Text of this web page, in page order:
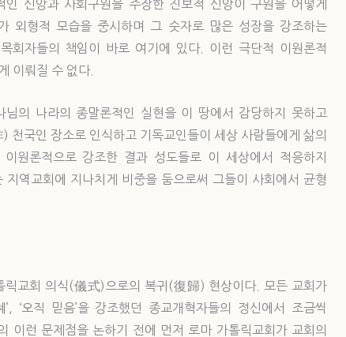
신앙과 사회구원을 주장한 진보적 신앙이 구원을 어떻게
외형적 모습을 중시하며 그 숫자로 많은 성장을 강조하는
회자들의 책임이 바로 여기에 있다. 이런 극단적 이원론적
이뤄질 수 없다.
의 나라의 종말론적인 실현을 이 땅에서 감당하지 못하고
천국인 장소로 인식하고 기독교인들이 세상 사람들에게 삶의
원론적으로 강조한 결과 성도들로 이 세상에서 적응하지
역교회에 지나치게 비중을 둠으로써 그들이 사회에서 균형
릭교회 의식(儀式)으로의 복귀(復歸) 현상이다. 모든 교회가
‘오직 믿음’을 강조했던 종교개혁자들의 정신에서 조금씩
이런 문제점을 논하기 전에 먼저 로마 가톨릭교회가 교회의